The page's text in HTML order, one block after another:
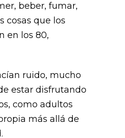
beber, fumar,
cosas que los
en los 80,
ruido, mucho
estar disfrutando
como adultos
más allá de